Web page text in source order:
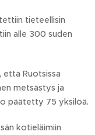
tieteellisin
alle 300 suden
että Ruotsissa
metsästys ja
päätetty 75 yksilöä.
kotieläimiin